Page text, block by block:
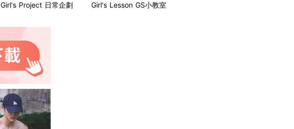
Girl's Project 日常企劃 Girl's Lesson GS小教室